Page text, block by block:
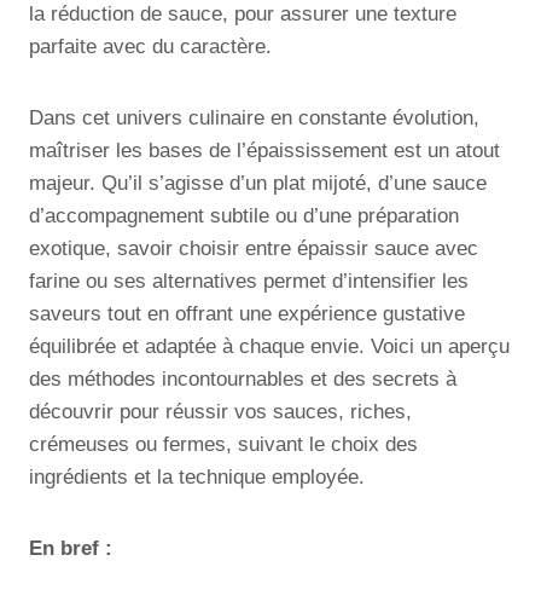
la réduction de sauce, pour assurer une texture
parfaite avec du caractère.
Dans cet univers culinaire en constante évolution,
maîtriser les bases de l’épaississement est un atout
majeur. Qu’il s’agisse d’un plat mijoté, d’une sauce
d’accompagnement subtile ou d’une préparation
exotique, savoir choisir entre épaissir sauce avec
farine ou ses alternatives permet d’intensifier les
saveurs tout en offrant une expérience gustative
équilibrée et adaptée à chaque envie. Voici un aperçu
des méthodes incontournables et des secrets à
découvrir pour réussir vos sauces, riches,
crémeuses ou fermes, suivant le choix des
ingrédients et la technique employée.
En bref :